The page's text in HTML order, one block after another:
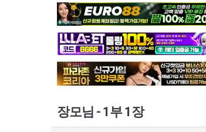
장모님 - 1부 1장